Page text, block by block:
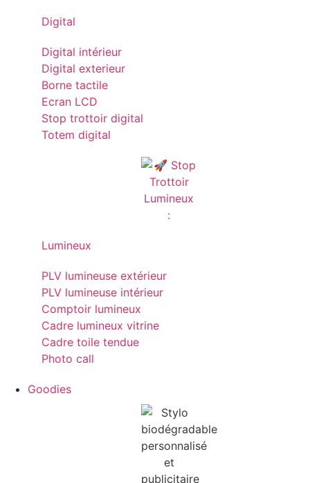
Digital
Digital intérieur
Digital exterieur
Borne tactile
Ecran LCD
Stop trottoir digital
Totem digital
Lumineux
PLV lumineuse extérieur
PLV lumineuse intérieur
Comptoir lumineux
Cadre lumineux vitrine
Cadre toile tendue
Photo call
Goodies